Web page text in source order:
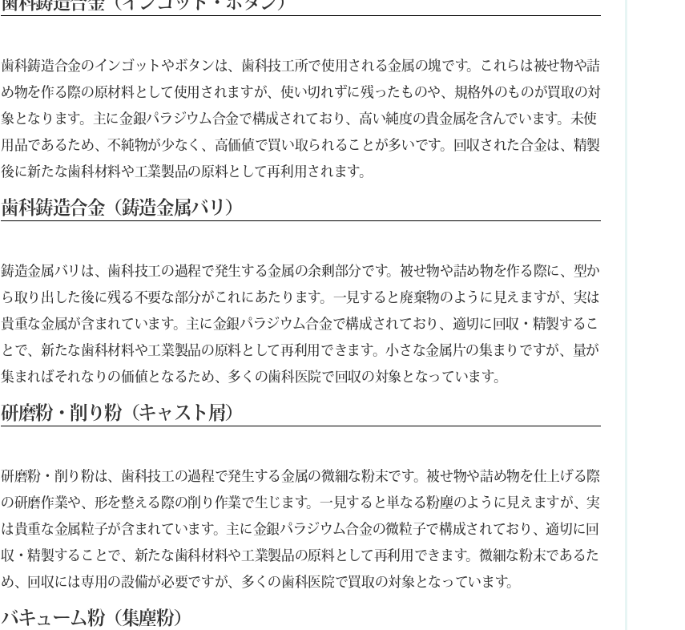
歯科鋳造合金のインゴットやボタンは、歯科技工所で使用される金属の塊です。これらは被せ物や詰
め物を作る際の原材料として使用されますが、使い切れずに残ったものや、規格外のものが買取の対
象となります。主に金銀パラジウム合金で構成されており、高い純度の貴金属を含んでいます。未使
用品であるため、不純物が少なく、高価値で買い取られることが多いです。回収された合金は、精製
後に新たな歯科材料や工業製品の原料として再利用されます。
歯科鋳造合金（鋳造金属バリ）
鋳造金属バリは、歯科技工の過程で発生する金属の余剰部分です。被せ物や詰め物を作る際に、型か
ら取り出した後に残る不要な部分がこれにあたります。一見すると廃棄物のように見えますが、実は
貴重な金属が含まれています。主に金銀パラジウム合金で構成されており、適切に回収・精製するこ
とで、新たな歯科材料や工業製品の原料として再利用できます。小さな金属片の集まりですが、量が
集まればそれなりの価値となるため、多くの歯科医院で回収の対象となっています。
研磨粉・削り粉（キャスト屑）
研磨粉・削り粉は、歯科技工の過程で発生する金属の微細な粉末です。被せ物や詰め物を仕上げる際
の研磨作業や、形を整える際の削り作業で生じます。一見すると単なる粉塵のように見えますが、実
は貴重な金属粒子が含まれています。主に金銀パラジウム合金の微粒子で構成されており、適切に回
収・精製することで、新たな歯科材料や工業製品の原料として再利用できます。微細な粉末であるた
め、回収には専用の設備が必要ですが、多くの歯科医院で買取の対象となっています。
バキューム粉（集塵粉）